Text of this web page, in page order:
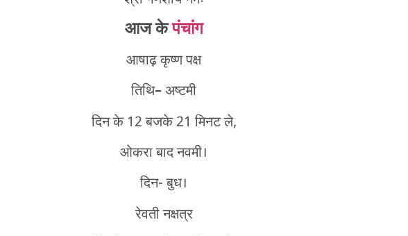
आज केपंचांग
आषाढ़ कृष्ण पक्ष
तिथि–अष्टमी
दिन के 12 बजके 21 मिनट ले,
ओकरा बाद नवमी।
दिन- बुध।
रेवती नक्षत्र